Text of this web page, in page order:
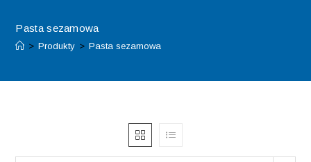
Pasta sezamowa
> Produkty > Pasta sezamowa